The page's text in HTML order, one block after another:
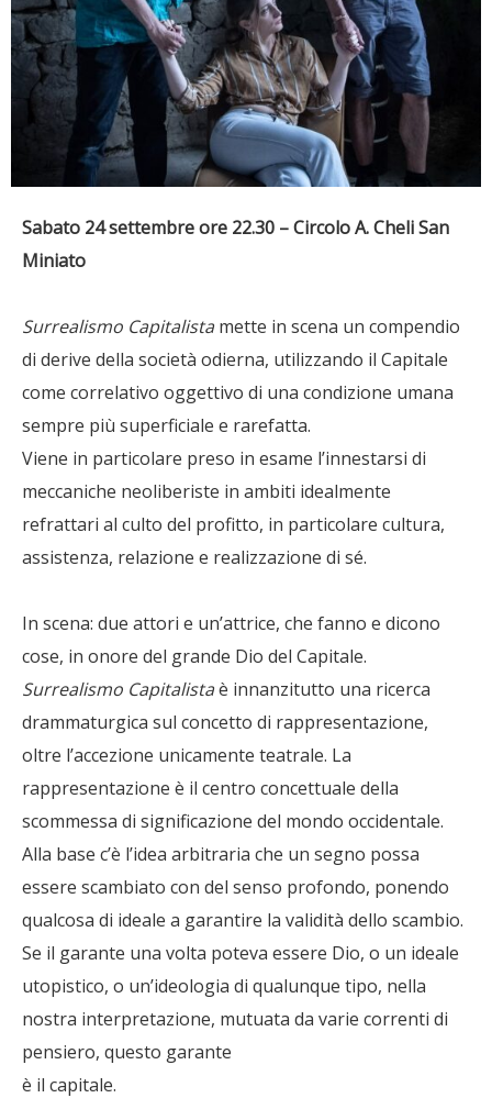
Sabato 24 settembre ore 22.30 – Circolo A. Cheli San
Miniato
Surrealismo Capitalistamette in scena un compendio
di derive della società odierna, utilizzando il Capitale
come correlativo oggettivo di una condizione umana
sempre più superficiale e rarefatta.
Viene in particolare preso in esame l’innestarsi di
meccaniche neoliberiste in ambiti idealmente
refrattari al culto del profitto, in particolare cultura,
assistenza, relazione e realizzazione di sé.
In scena: due attori e un’attrice, che fanno e dicono
cose, in onore del grande Dio del Capitale.
Surrealismo Capitalistaè innanzitutto una ricerca
drammaturgica sul concetto di rappresentazione,
oltre l’accezione unicamente teatrale. La
rappresentazione è il centro concettuale della
scommessa di significazione del mondo occidentale.
Alla base c’è l’idea arbitraria che un segno possa
essere scambiato con del senso profondo, ponendo
qualcosa di ideale a garantire la validità dello scambio.
Se il garante una volta poteva essere Dio, o un ideale
utopistico, o un’ideologia di qualunque tipo, nella
nostra interpretazione, mutuata da varie correnti di
pensiero, questo garante
è il capitale.